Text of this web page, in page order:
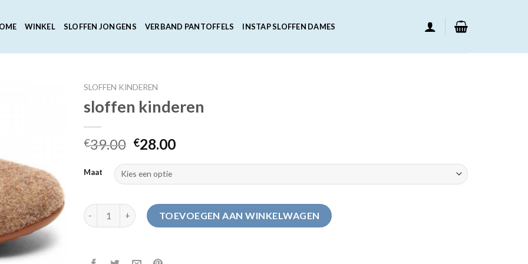
WINKEL SLOFFEN JONGENS VERBAND PANTOFFELS INSTAP SLOFFEN DAMES
SLOFFEN KINDEREN
sloffen kinderen
€39.00 €28.00
Maat
sloffen kinderen aantalTOEVOEGEN AAN WINKELWAGEN